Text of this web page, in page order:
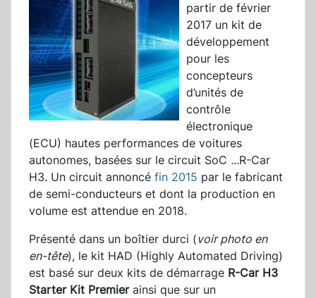
partir de février
2017 un kit de
développement
pour les
concepteurs
d’unités de
contrôle
électronique
(ECU) hautes performances de voitures
autonomes, basées sur le circuit SoC ...R-Car
H3. Un circuit annoncé fin 2015 par le fabricant
de semi-conducteurs et dont la production en
volume est attendue en 2018.
Présenté dans un boîtier durci (voir photo en
en-tête), le kit HAD (Highly Automated Driving)
est basé sur deux kits de démarrage R-Car H3
Starter Kit Premierainsi que sur un